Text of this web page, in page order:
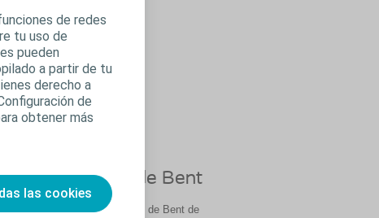
de redes
tu uso de
pueden
a partir de tu
derecho a
de
obtener más
las cookies
Testimonio de Bent
Escucha el testimonio de Bent de